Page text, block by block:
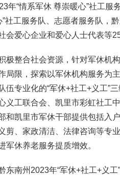
年“情系军休 尊崇暖心”社工
”社工服务队、志愿者服务队，
会爱心企业和爱心人士代表等
极整合社会资源，针对军休机
局限，探索以军休机构服务为
伍专业化的“军休+社工+义工”
义工联合会、凯里市彩虹社工
和凯里市军休干部提供包括入
剪、家政清洁、法律咨询等专
军休养老服务提质增效。
东南州2023年“军休+社工+义